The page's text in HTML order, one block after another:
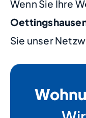
Wenn Sie Ihre
Sie unser